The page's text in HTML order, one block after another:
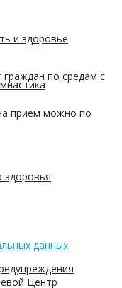
и здоровье
здоровья
по средам с
прием можно по
данных
Центр